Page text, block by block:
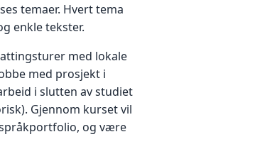
temaer. Hvert tema
enkle tekster.
med lokale
med prosjekt i
i slutten av studiet
Gjennom kurset vil
og være